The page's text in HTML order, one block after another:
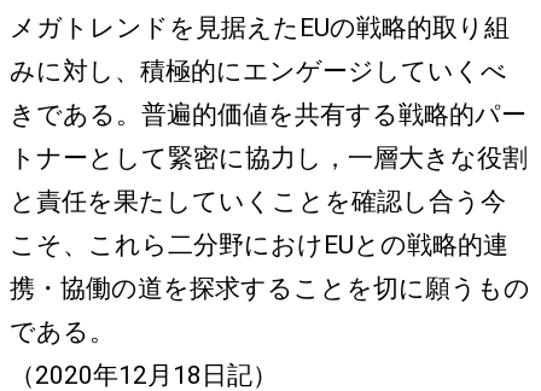
メガトレンドを見据えたEUの戦略的取り組
みに対し、積極的にエンゲージしていくべ
きである。普遍的価値を共有する戦略的パー
トナーとして緊密に協力し，一層大きな役割
と責任を果たしていくことを確認し合う今
こそ、これら二分野におけEUとの戦略的連
携・協働の道を探求することを切に願うもの
である。
（2020年12月18日記）